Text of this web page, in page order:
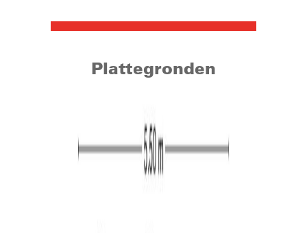
Hertogenbosch. Daarnaast staat Hilvarenbeek bekend
”Gorp en Roovert” en natuurgebied ”Annanina’s rust”.
Bouwjaar: 1984
Plattegronden